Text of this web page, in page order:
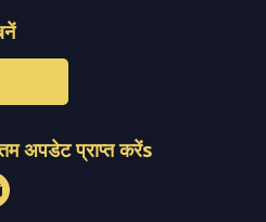
अपडेट प्राप्त करेंs